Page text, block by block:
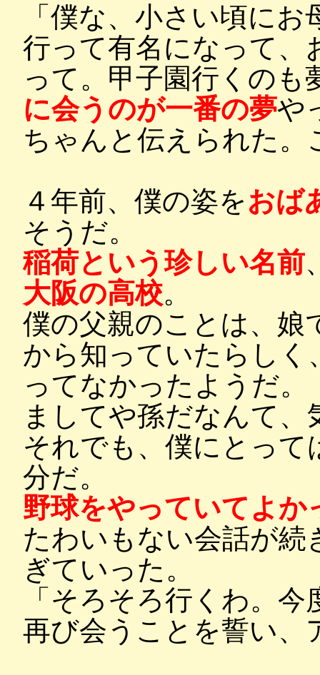
「僕な、小さい頃に
行って有名になって、
って。甲子園行くのも
に会うのが一番の夢や
ちゃんと伝えられた
４年前、僕の姿をおば
そうだ。
稲荷という珍しい名前
大阪の高校。
僕の父親のことは、娘
から知っていたらしく
ってなかったようだ。
ましてや孫だなんて
それでも、僕にとっ
分だ。
野球をやっていてよか
たわいもない会話が続
ぎていった。
「そろそろ行くわ。
再び会うことを誓い、